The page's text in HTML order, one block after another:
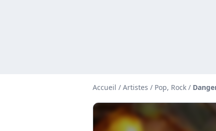
Accueil / Artistes / Pop, Rock /